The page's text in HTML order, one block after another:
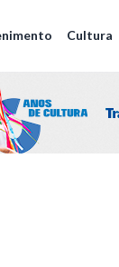
Cultura